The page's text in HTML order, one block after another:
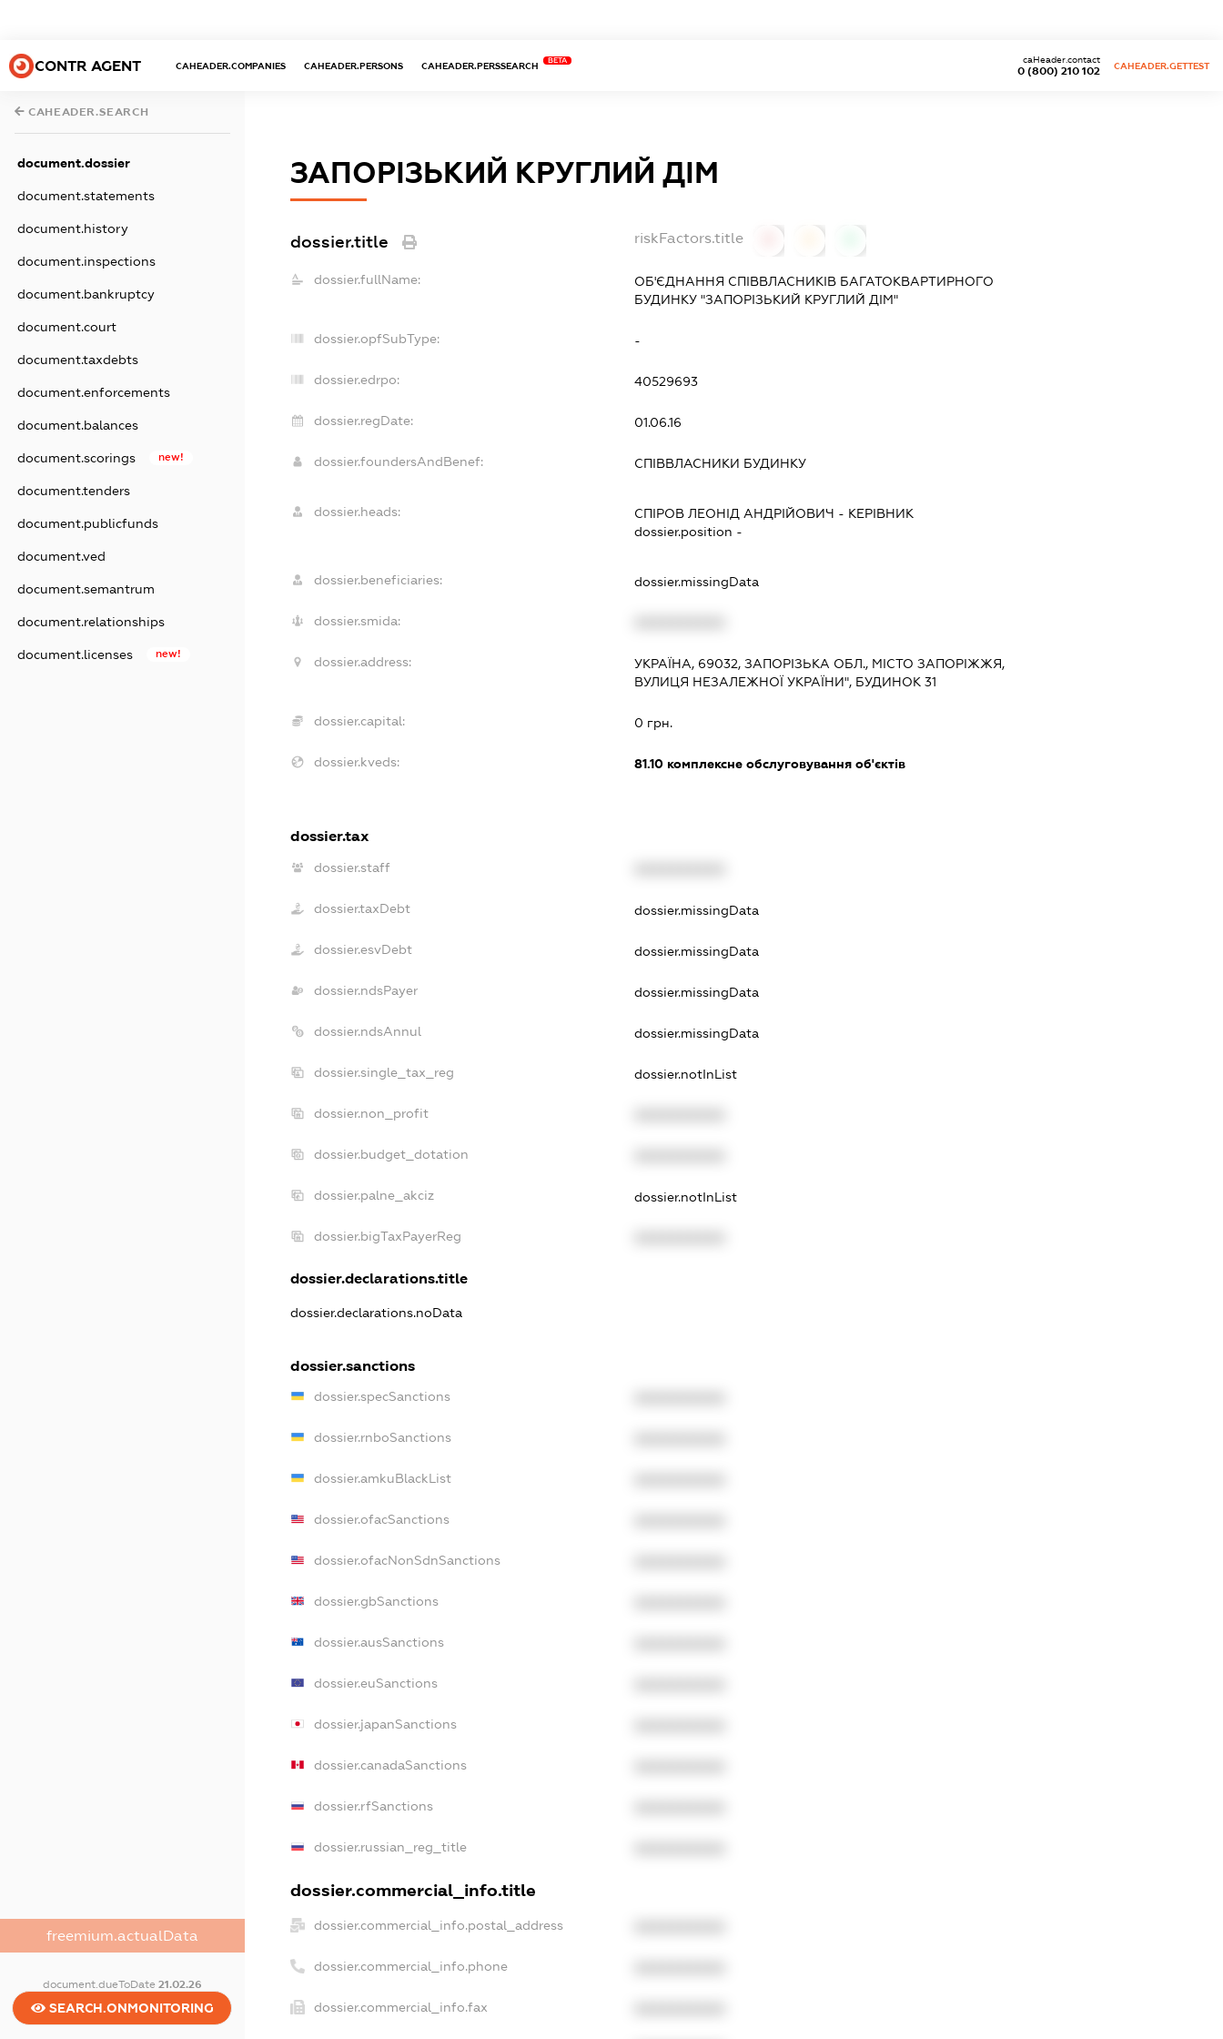
CONTR AGENT CAHEADER.COMPANIES CAHEADER.PERSONS CAHEADER.PERSSEARCH
BETA
0 (800) 210 102
caHeader.contact
CAHEADER.GETTEST
CAHEADER.SEARCH
document.dossier
document.statements
document.history
document.inspections
document.bankruptcy
document.court
document.taxdebts
document.enforcements
document.balances
document.scorings new!
document.tenders
document.publicfunds
document.ved
document.semantrum
document.relationships
document.licenses new!
freemium.actualData
document.dueToDate 21.02.26
SEARCH.ONMONITORING
ЗАПОРІЗЬКИЙ КРУГЛИЙ ДІМ
dossier.title riskFactors.title
dossier.fullName:
ОБ'ЄДНАННЯ СПІВВЛАСНИКІВ БАГАТОКВАРТИРНОГО
БУДИНКУ "ЗАПОРІЗЬКИЙ КРУГЛИЙ ДІМ"
dossier.opfSubType: -
dossier.edrpo: 40529693
dossier.regDate: 01.06.16
dossier.foundersAndBenef: СПІВВЛАСНИКИ БУДИНКУ
dossier.heads: СПІРОВ ЛЕОНІД АНДРІЙОВИЧ - КЕРІВНИК
dossier.position -
dossier.beneficiaries: dossier.missingData
dossier.smida:
dossier.address:
УКРАЇНА, 69032, ЗАПОРІЗЬКА ОБЛ., МІСТО ЗАПОРІЖЖЯ,
ВУЛИЦЯ НЕЗАЛЕЖНОЇ УКРАЇНИ", БУДИНОК 31
dossier.capital: 0 грн.
dossier.kveds: 81.10 комплексне обслуговування об'єктів
dossier.tax
dossier.staff
dossier.taxDebt dossier.missingData
dossier.esvDebt dossier.missingData
dossier.ndsPayer dossier.missingData
dossier.ndsAnnul dossier.missingData
dossier.single_tax_reg dossier.notInList
dossier.non_profit
dossier.budget_dotation
dossier.palne_akciz dossier.notInList
dossier.bigTaxPayerReg
dossier.declarations.title
dossier.declarations.noData
dossier.sanctions
dossier.specSanctions
dossier.rnboSanctions
dossier.amkuBlackList
dossier.ofacSanctions
dossier.ofacNonSdnSanctions
dossier.gbSanctions
dossier.ausSanctions
dossier.euSanctions
dossier.japanSanctions
dossier.canadaSanctions
dossier.rfSanctions
dossier.russian_reg_title
dossier.commercial_info.title
dossier.commercial_info.postal_address
dossier.commercial_info.phone
dossier.commercial_info.fax